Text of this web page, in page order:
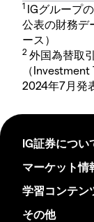
1 IGグループ
公表の財務デ
ース）
2 外国為替取
（
2024年7月発
IG証券につい
マーケット情
学習コンテン
その他